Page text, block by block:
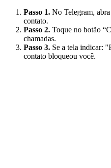
Passo 1. No Telegram,
contato.
Passo 2. Toque no botão
chamadas.
Passo 3. Se a tela indicar:
contato bloqueou você.